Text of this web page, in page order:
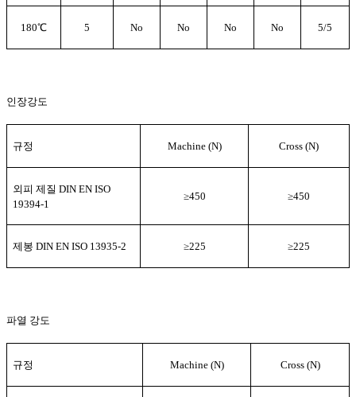
180℃ 5 No No No No 5/5
인장강도
규정 Machine (N) Cross (N)
외피 제질 DIN EN ISO
19394-1
≥450 ≥450
제봉 DIN EN ISO 13935-2 ≥225 ≥225
파열 강도
규정 Machine (N) Cross (N)